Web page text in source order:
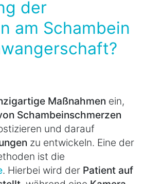
der
am Schambein
Maßnahmen ein,
Schambeinschmerzen
und darauf
zu entwickeln. Eine der
ist die
. Hierbei wird der Patient auf